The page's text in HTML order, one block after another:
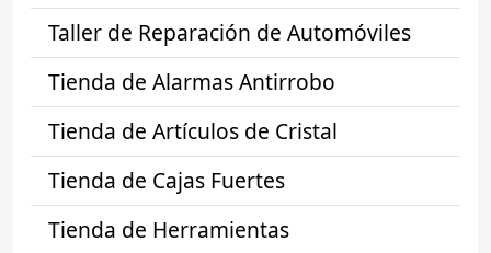
Taller de Reparación de Automóviles
Tienda de Alarmas Antirrobo
Tienda de Artículos de Cristal
Tienda de Cajas Fuertes
Tienda de Herramientas